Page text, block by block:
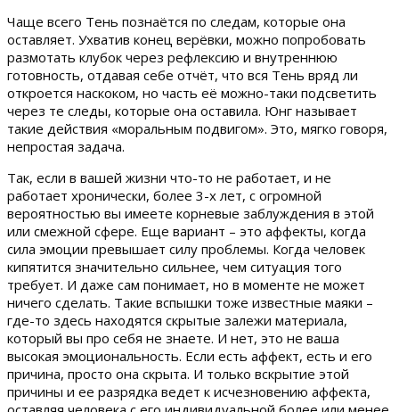
Чаще всего Тень познаётся по следам, которые она
оставляет. Ухватив конец верёвки, можно попробовать
размотать клубок через рефлексию и внутреннюю
готовность, отдавая себе отчёт, что вся Тень вряд ли
откроется наскоком, но часть её можно-таки подсветить
через те следы, которые она оставила. Юнг называет
такие действия «моральным подвигом». Это, мягко говоря,
непростая задача.
Так, если в вашей жизни что-то не работает, и не
работает хронически, более 3-х лет, с огромной
вероятностью вы имеете корневые заблуждения в этой
или смежной сфере. Еще вариант – это аффекты, когда
сила эмоции превышает силу проблемы. Когда человек
кипятится значительно сильнее, чем ситуация того
требует. И даже сам понимает, но в моменте не может
ничего сделать. Такие вспышки тоже известные маяки –
где-то здесь находятся скрытые залежи материала,
который вы про себя не знаете. И нет, это не ваша
высокая эмоциональность. Если есть аффект, есть и его
причина, просто она скрыта. И только вскрытие этой
причины и ее разрядка ведет к исчезновению аффекта,